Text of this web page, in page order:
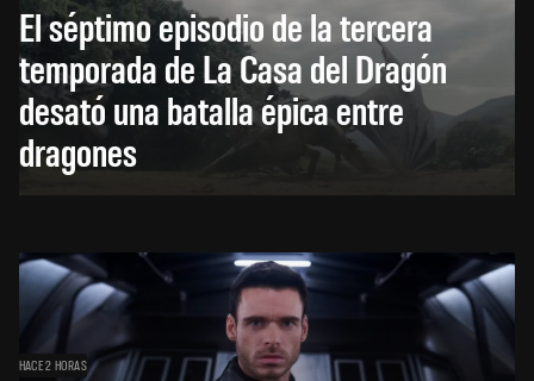
El séptimo episodio de la tercera
temporada de La Casa del Dragón
desató una batalla épica entre
dragones
HACE 2 HORAS